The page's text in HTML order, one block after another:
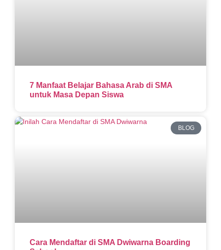
7 Manfaat Belajar Bahasa Arab di SMA
untuk Masa Depan Siswa
BLOG
Cara Mendaftar di SMA Dwiwarna Boarding